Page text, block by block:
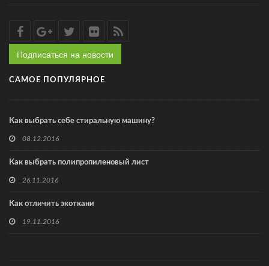
Подписаться на новости
САМОЕ ПОПУЛЯРНОЕ
Как выбрать себе стиральную машину?
08.12.2016
Как выбрать полипропиленовый лист
26.11.2016
Как отличить экоткани
19.11.2016